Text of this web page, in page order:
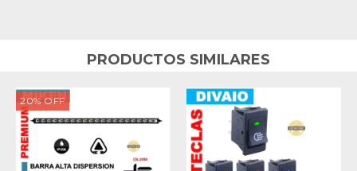
PRODUCTOS SIMILARES
20% OFF